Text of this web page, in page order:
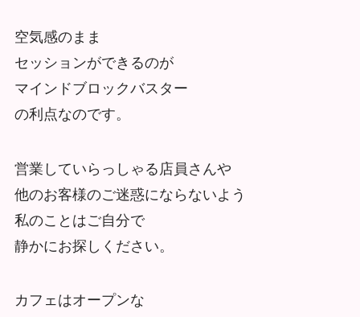
空気感のまま
セッションができるのが
マインドブロックバスター
の利点なのです。
営業していらっしゃる店員さんや
他のお客様のご迷惑にならないよう
私のことはご自分で
静かにお探しください。
カフェはオープンな